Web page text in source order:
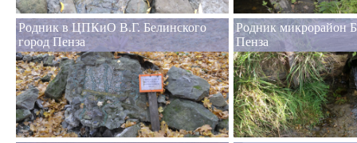
Родник в ЦПКиО В.Г. Белинского
город Пенза
Родник микрорайон
Пенза